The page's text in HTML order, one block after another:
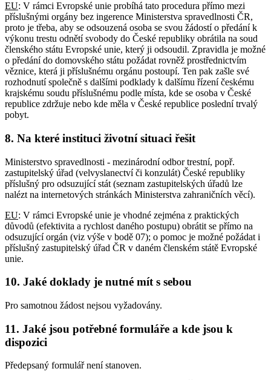
EU: V rámci Evropské unie probíhá tato procedura přímo mezi
příslušnými orgány bez ingerence Ministerstva spravedlnosti ČR,
proto je třeba, aby se odsouzená osoba se svou žádostí o předání k
výkonu trestu odnětí svobody do České republiky obrátila na soud
členského státu Evropské unie, který ji odsoudil. Zpravidla je možné
o předání do domovského státu požádat rovněž prostřednictvím
věznice, která ji příslušnému orgánu postoupí. Ten pak zašle své
rozhodnutí společně s dalšími podklady k dalšímu řízení českému
krajskému soudu příslušnému podle místa, kde se osoba v České
republice zdržuje nebo kde měla v České republice poslední trvalý
pobyt.
8. Na které instituci životní situaci řešit
Ministerstvo spravedlnosti - mezinárodní odbor trestní, popř.
zastupitelský úřad (velvyslanectví či konzulát) České republiky
příslušný pro odsuzující stát (seznam zastupitelských úřadů lze
nalézt na internetových stránkách Ministerstva zahraničních věcí).
EU: V rámci Evropské unie je vhodné zejména z praktických
důvodů (efektivita a rychlost daného postupu) obrátit se přímo na
odsuzující orgán (viz výše v bodě 07); o pomoc je možné požádat i
příslušný zastupitelský úřad ČR v daném členském státě Evropské
unie.
10. Jaké doklady je nutné mít s sebou
Pro samotnou žádost nejsou vyžadovány.
11. Jaké jsou potřebné formuláře a kde jsou k
dispozici
Předepsaný formulář není stanoven.